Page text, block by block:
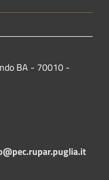
BA - 70010 -